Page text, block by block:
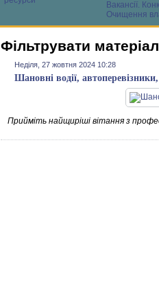
Вакансії.
Очищення
Фільтрувати
Неділя, 27 жовтня 2024 10:28
Шановні водії,
Прийміть найщиріші вітання з